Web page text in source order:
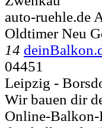
auto-ruehle.de
Oldtimer Neu
14
04451
Leipzig -
Wir bauen dir
Online-